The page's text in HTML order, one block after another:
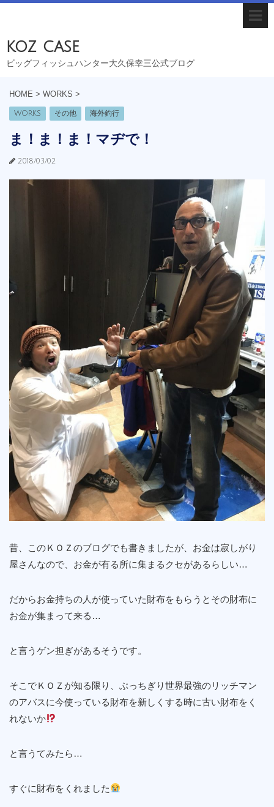
koz case
ビッグフィッシュハンター大久保幸三公式ブログ
HOME > WORKS >
WORKS その他 海外釣行
ま！ま！ま！マヂで！
2018/03/02
昔、このＫＯＺのブログでも書きましたが、お金は寂しがり
屋さんなので、お金が有る所に集まるクセがあるらしい…
だからお金持ちの人が使っていた財布をもらうとその財布に
お金が集まって来る…
と言うゲン担ぎがあるそうです。
そこでＫＯＺが知る限り、ぶっちぎり世界最強のリッチマン
のアバスに今使っている財布を新しくする時に古い財布をく
れないか
と言うてみたら…
すぐに財布をくれました